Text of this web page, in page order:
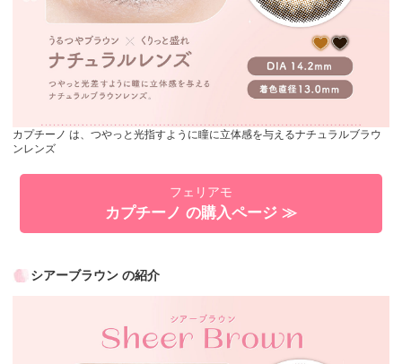
カプチーノ は、つやっと光指すように瞳に立体感を与えるナチュラルブラウ
ンレンズ
フェリアモ
カプチーノ の購入ページ ≫
シアーブラウン の紹介